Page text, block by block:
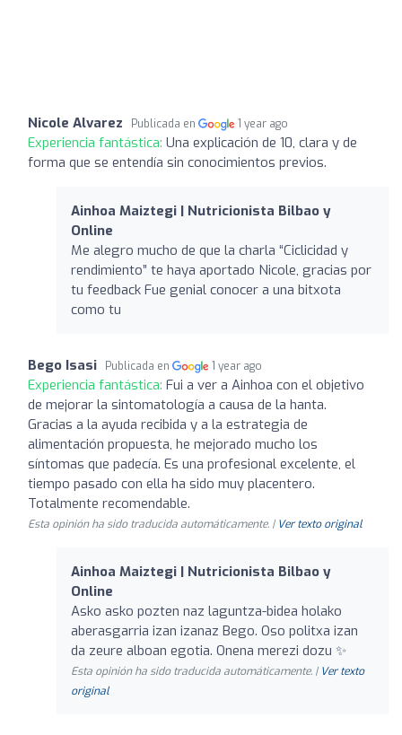
Nicole Alvarez Publicada en 1 year ago
Experiencia fantástica: Una explicación de 10, clara y de
forma que se entendía sin conocimientos previos.
Ainhoa Maiztegi | Nutricionista Bilbao y
Online
Me alegro mucho de que la charla “Ciclicidad y
rendimiento” te haya aportado Nicole, gracias por
tu feedback Fue genial conocer a una bitxota
como tu
Bego Isasi Publicada en 1 year ago
Experiencia fantástica: Fui a ver a Ainhoa con el objetivo
de mejorar la sintomatología a causa de la hanta.
Gracias a la ayuda recibida y a la estrategia de
alimentación propuesta, he mejorado mucho los
síntomas que padecía. Es una profesional excelente, el
tiempo pasado con ella ha sido muy placentero.
Totalmente recomendable.
Esta opinión ha sido traducida automáticamente. | Ver texto original
Ainhoa Maiztegi | Nutricionista Bilbao y
Online
Asko asko pozten naz laguntza-bidea holako
aberasgarria izan izanaz Bego. Oso politxa izan
da zeure alboan egotia. Onena merezi dozu ✨
Esta opinión ha sido traducida automáticamente. | Ver texto
original